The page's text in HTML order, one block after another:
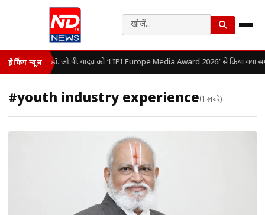
ब्रेकिंग न्यूज़ डॉ. ओ.पी. यादव को ‘LIPI Europe Media Award 2026’ से किया गया
#youth industry experience(1 खबरें)